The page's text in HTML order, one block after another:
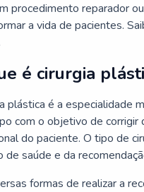
procedimento reparador
a vida de pacientes.
é cirurgia
plástica é a especialidade
com o objetivo de
do paciente. O tipo de
de saúde e da
formas de realizar a